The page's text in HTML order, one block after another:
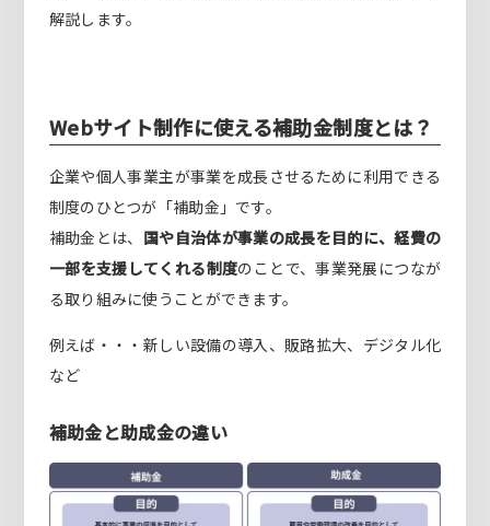
解説します。
Webサイト制作に使える補助金制度とは？
企業や個人事業主が事業を成長させるために利用できる
制度のひとつが「補助金」です。
補助金とは、 国や自治体が事業の成長を目的に、経費の
一部を支援してくれる制度のことで、事業発展につなが
る取り組みに使うことができます。
例えば・・・新しい設備の導入、販路拡大、デジタル化
など
補助金と助成金の違い